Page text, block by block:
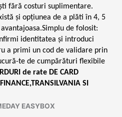
fără costuri suplimentare.
și opțiunea de a plăti în 4, 5
de folosit:
identitatea și introduci
a primi un cod de validare prin
te de cumpărături flexibile
de rate DE CARD
SI
EASYBOX